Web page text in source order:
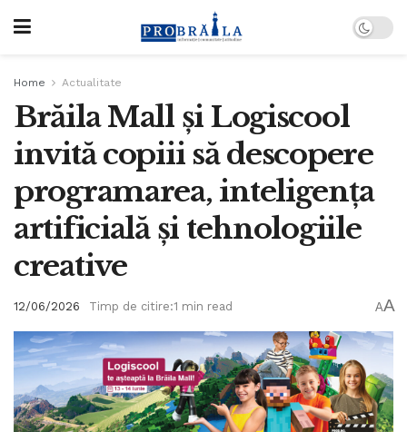
Home Actualitate
Brăila Mall și Logiscool
invită copiii să descopere
programarea, inteligența
artificială și tehnologiile
creative
12/06/2026 Timp de citire:1 min read AA